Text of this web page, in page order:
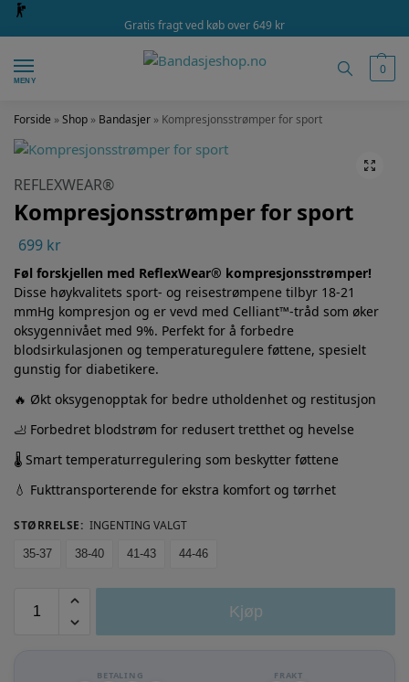
Gratis fragt ved køb over 649 kr
MENY
0
Forside »Shop » Bandasjer » Kompresjonsstrømper for sport
REFLEXWEAR®
Kompresjonsstrømper for sport
699 kr
Føl forskjellen med ReflexWear® kompresjonsstrømper!
Disse høykvalitets sport- og reisestrømpene tilbyr 18-21
mmHg kompresjon og er vevd med Celliant™-tråd som øker
oksygennivået med 9%. Perfekt for å forbedre
blodsirkulasjonen og temperaturegulere føttene, spesielt
gunstig for diabetikere.
🔥 Økt oksygenopptak for bedre utholdenhet og restitusjon
🦶 Forbedret blodstrøm for redusert tretthet og hevelse
🌡️ Smart temperaturregulering som beskytter føttene
💧 Fukttransporterende for ekstra komfort og tørrhet
STØRRELSE: INGENTING VALGT
35-37 38-40 41-43 44-46
Kjøp
BETALING FRAKT